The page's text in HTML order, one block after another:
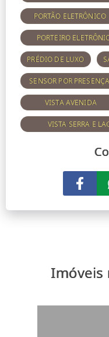
PORTÃO ELETRÔNICO
PORTEIRO
PRÉDIO DE LUXO
SENSOR POR
VISTA AVENIDA
VISTA SERRA E
Imóveis